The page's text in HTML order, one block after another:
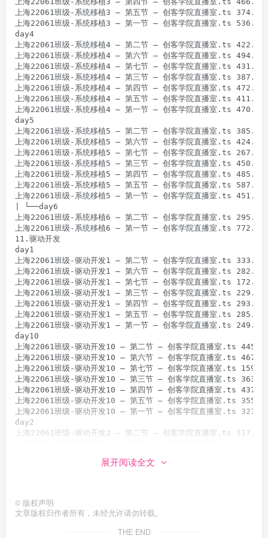
展开阅读全文
© 版权声明
文章版权归作者所有，未经允许请勿转载。
THE END